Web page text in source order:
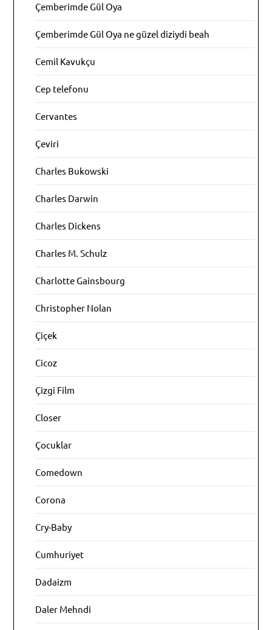
Çemberimde Gül Oya
Çemberimde Gül Oya ne güzel diziydi beah
Cemil Kavukçu
Cep telefonu
Cervantes
Çeviri
Charles Bukowski
Charles Darwin
Charles Dickens
Charles M. Schulz
Charlotte Gainsbourg
Christopher Nolan
Çiçek
Cicoz
Çizgi Film
Closer
Çocuklar
Comedown
Corona
Cry-Baby
Cumhuriyet
Dadaizm
Daler Mehndi